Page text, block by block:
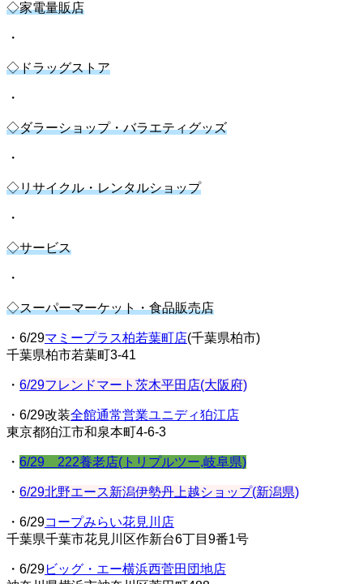
◇家電量販店
・
◇ドラッグストア
・
◇ダラーショップ・バラエティグッズ
・
◇リサイクル・レンタルショップ
・
◇サービス
・
◇スーパーマーケット・食品販売店
・6/29マミープラス柏若葉町店(千葉県柏市)
千葉県柏市若葉町3-41
・ 6/29フレンドマート茨木平田店(大阪府)
・6/29改装全館通常営業ユニディ狛江店
東京都狛江市和泉本町4-6-3
・ 6/29 222養老店(トリプルツー,岐阜県)
・ 6/29北野エース新潟伊勢丹上越ショップ(新潟県)
・6/29コープみらい花見川店
千葉県千葉市花見川区作新台6丁目9番1号
・6/29ビッグ・エー横浜西菅田団地店